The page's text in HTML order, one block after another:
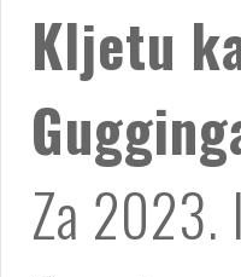
Kljetu
Za 2023.